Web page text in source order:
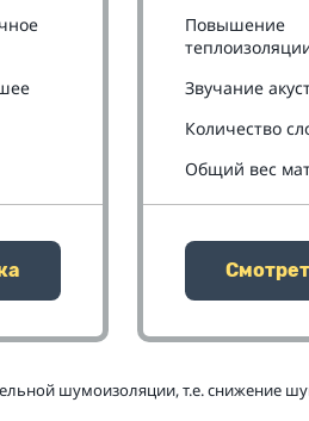
Повышение
Звучание
Количество
Общий вес
шумоизоляции, т.е. снижение